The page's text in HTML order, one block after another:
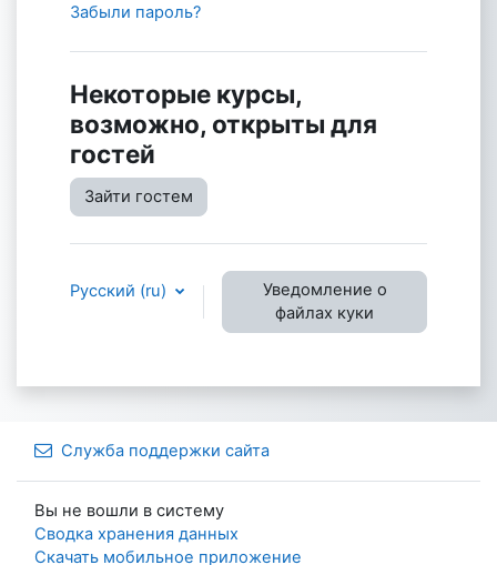
Забыли пароль?
Некоторые курсы,
возможно, открыты для
гостей
Зайти гостем
Русский ‎(ru)‎
Уведомление о
файлах куки
Служба поддержки сайта
Вы не вошли в систему
Сводка хранения данных
Скачать мобильное приложение